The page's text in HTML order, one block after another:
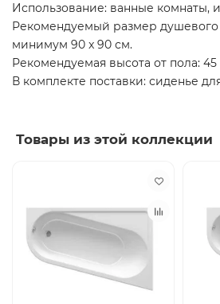
Использование: ванные комнаты,
Рекомендуемый размер душевого
минимум 90 x 90 см.
Рекомендуемая высота от пола: 45
В комплекте поставки: сиденье
Товары из этой коллекции